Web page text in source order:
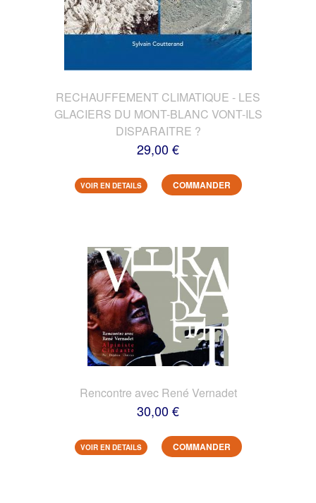
RECHAUFFEMENT CLIMATIQUE - LES
GLACIERS DU MONT-BLANC VONT-ILS
DISPARAITRE ?
29,00 €
VOIR EN DETAILS COMMANDER
Rencontre avec René Vernadet
30,00 €
VOIR EN DETAILS COMMANDER